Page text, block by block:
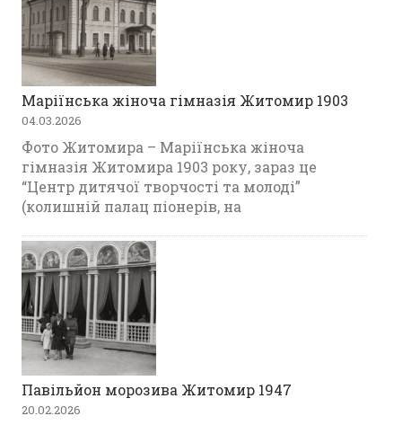
Маріїнська жіноча гімназія Житомир 1903
04.03.2026
Фото Житомира – Маріїнська жіноча
гімназія Житомира 1903 року, зараз це
“Центр дитячої творчості та молоді”
(колишній палац піонерів, на
Павільйон морозива Житомир 1947
20.02.2026